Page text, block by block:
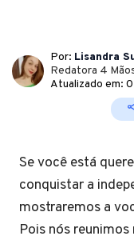
Por: Lisandra
Redatora 4
Atualizado em:
Se você está
conquistar a
mostraremos a
Pois nós